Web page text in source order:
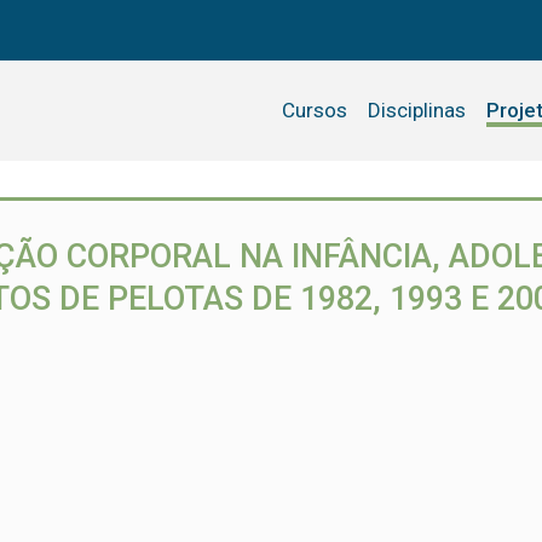
Cursos Disciplinas
CORPORAL NA INFÂNCIA,
DE PELOTAS DE 1982, 1993 E